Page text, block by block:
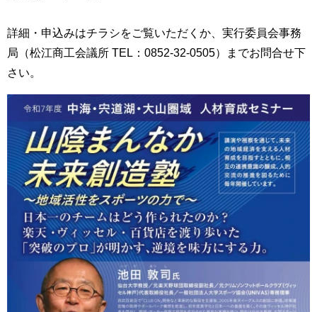
詳細・申込みはチラシをご覧いただくか、実行委員会事務
局（松江商工会議所 TEL：0852-32-0505）までお問合せ下
さい。